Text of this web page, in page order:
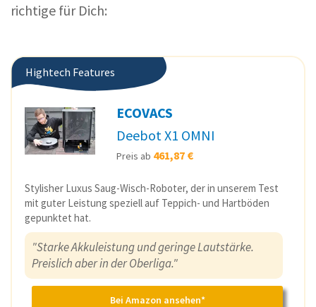
richtige für Dich:
Hightech Features
ECOVACS
Deebot X1 OMNI
Preis ab 461,87 €
Stylisher Luxus Saug-Wisch-Roboter, der in unserem Test
mit guter Leistung speziell auf Teppich- und Hartböden
gepunktet hat.
"Starke Akkuleistung und geringe Lautstärke.
Preislich aber in der Oberliga."
Bei Amazon ansehen*